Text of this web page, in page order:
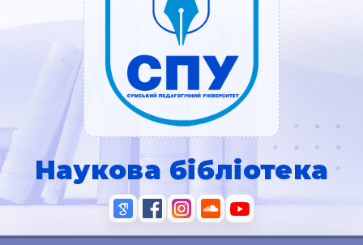
Наукова бібліотека